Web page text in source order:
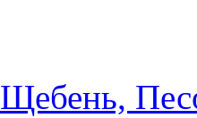
Щебень,